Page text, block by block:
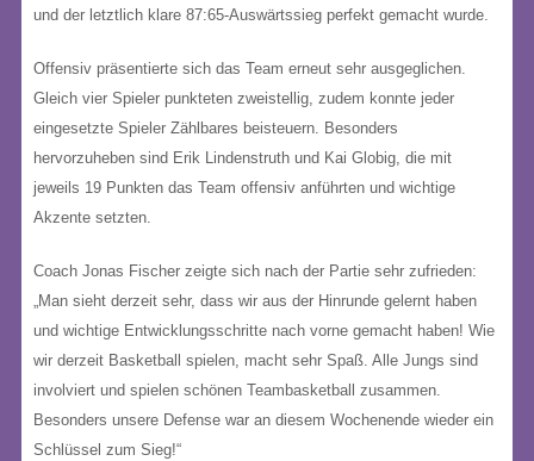
und der letztlich klare 87:65-Auswärtssieg perfekt gemacht wurde.
Offensiv präsentierte sich das Team erneut sehr ausgeglichen.
Gleich vier Spieler punkteten zweistellig, zudem konnte jeder
eingesetzte Spieler Zählbares beisteuern. Besonders
hervorzuheben sind Erik Lindenstruth und Kai Globig, die mit
jeweils 19 Punkten das Team offensiv anführten und wichtige
Akzente setzten.
Coach Jonas Fischer zeigte sich nach der Partie sehr zufrieden:
„Man sieht derzeit sehr, dass wir aus der Hinrunde gelernt haben
und wichtige Entwicklungsschritte nach vorne gemacht haben! Wie
wir derzeit Basketball spielen, macht sehr Spaß. Alle Jungs sind
involviert und spielen schönen Teambasketball zusammen.
Besonders unsere Defense war an diesem Wochenende wieder ein
Schlüssel zum Sieg!“